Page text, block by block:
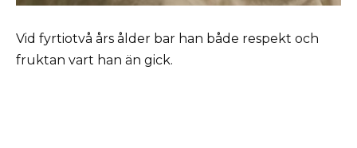
Vid fyrtiotvå års ålder bar han både respekt och
fruktan vart han än gick.